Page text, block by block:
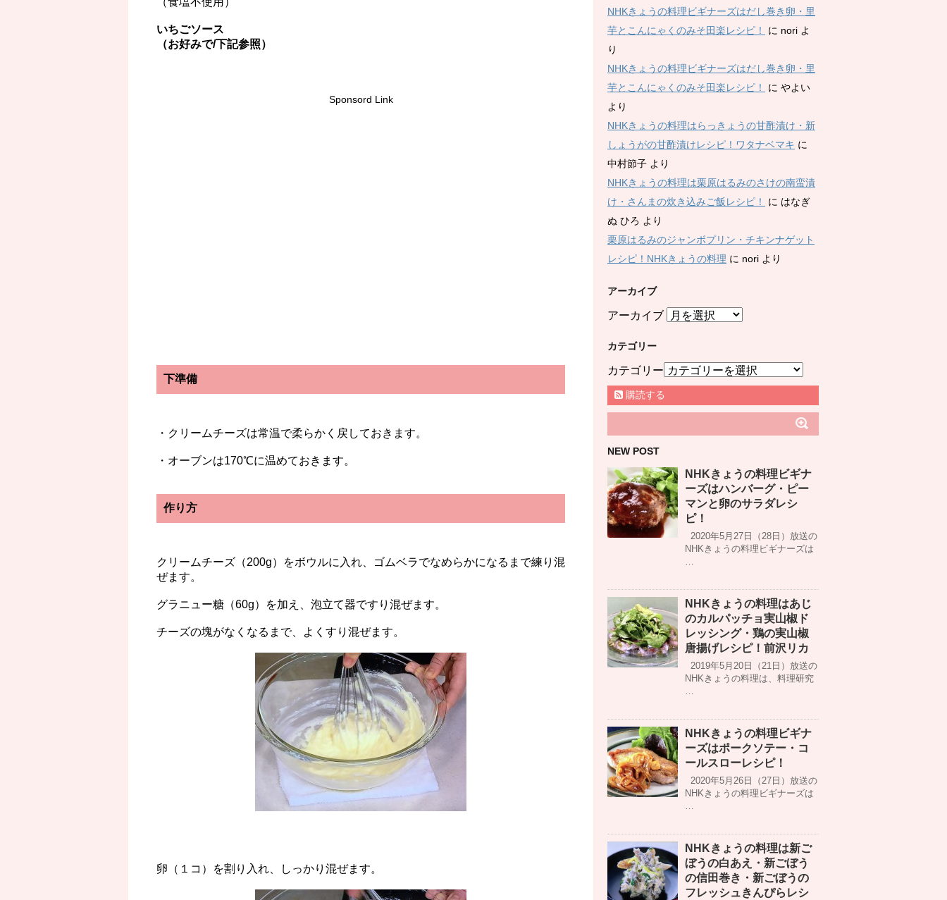
いちごソース
（お好みで/下記参照）
Sponsord Link
下準備
・クリームチーズは常温で柔らかく戻しておきます。
・オーブンは170℃に温めておきます。
作り方
クリームチーズ（200g）をボウルに入れ、ゴムベラでなめらかになるまで練り混
ぜます。
グラニュー糖（60g）を加え、泡立て器ですり混ぜます。
チーズの塊がなくなるまで、よくすり混ぜます。
卵（１コ）を割り入れ、しっかり混ぜます。
NHKきょうの料理ビギナーズはだし巻き卵・里
芋とこんにゃくのみそ田楽レシピ！
に nori よ
り
NHKきょうの料理ビギナーズはだし巻き卵・里
芋とこんにゃくのみそ田楽レシピ！
に やよい
より
NHKきょうの料理はらっきょうの甘酢漬け・新
しょうがの甘酢漬けレシピ！ワタナベマキ に
中村節子 より
NHKきょうの料理は栗原はるみのさけの南蛮漬
け・さんまの炊き込みご飯レシピ！
に はなぎ
ぬ ひろ より
栗原はるみのジャンボプリン・チキンナゲット
レシピ！NHKきょうの料理 に nori より
アーカイブ
アーカイブ
カテゴリー
カテゴリー
購読する
NEW POST
NHKきょうの料理ビギナ
ーズはハンバーグ・ピー
マンと卵のサラダレシ
ピ！
2020年5月27日（28日）放送の
NHKきょうの料理ビギナーズは
…
NHKきょうの料理はあじ
のカルパッチョ実山椒ド
レッシング・鶏の実山椒
唐揚げレシピ！前沢リカ
2019年5月20日（21日）放送の
NHKきょうの料理は、料理研究
…
NHKきょうの料理ビギナ
ーズはポークソテー・コ
ールスローレシピ！
2020年5月26日（27日）放送の
NHKきょうの料理ビギナーズは
…
NHKきょうの料理は新ご
ぼうの白あえ・新ごぼう
の信田巻き・新ごぼうの
フレッシュきんぴらレシ